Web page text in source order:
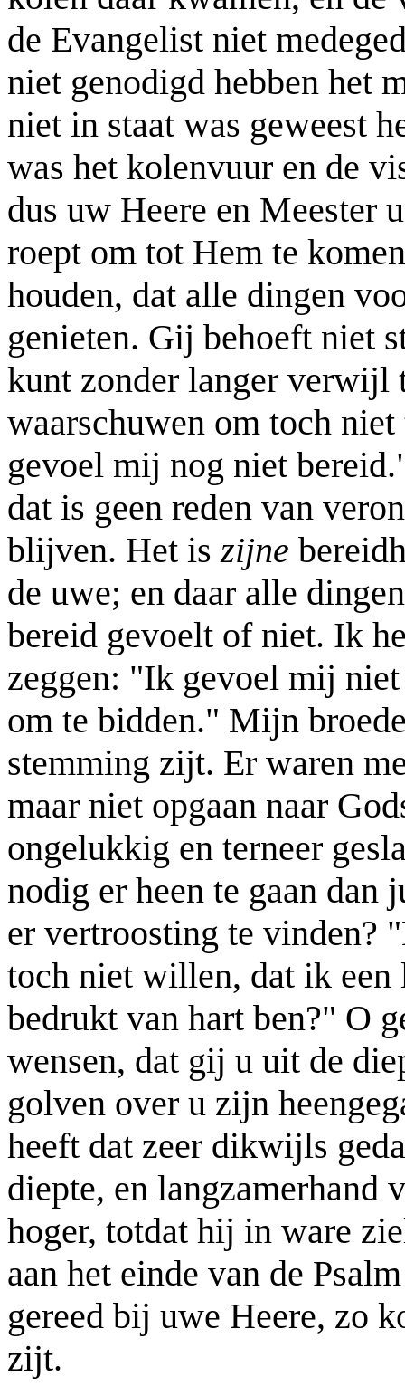
de Evangelist niet
niet genodigd hebben het
niet in staat was geweest
was het kolenvuur en de
dus uw Heere en Meester
roept om tot Hem te
houden, dat alle dingen
genieten. Gij behoeft niet
kunt zonder langer verwijl
waarschuwen om toch
gevoel mij nog niet
dat is geen reden van
blijven. Het iszijne
de uwe; en daar alle
bereid gevoelt of niet. Ik
zeggen: "Ik gevoel mij
om te bidden." Mijn
stemming zijt. Er waren
maar niet opgaan naar
ongelukkig en terneer
nodig er heen te gaan
er vertroosting te vinden?
toch niet willen, dat ik
bedrukt van hart ben?" O
wensen, dat gij u uit de
golven over u zijn
heeft dat zeer dikwijls
diepte, en langzamerhand
hoger, totdat hij in ware
aan het einde van de
gereed bij uwe Heere, zo
zijt.